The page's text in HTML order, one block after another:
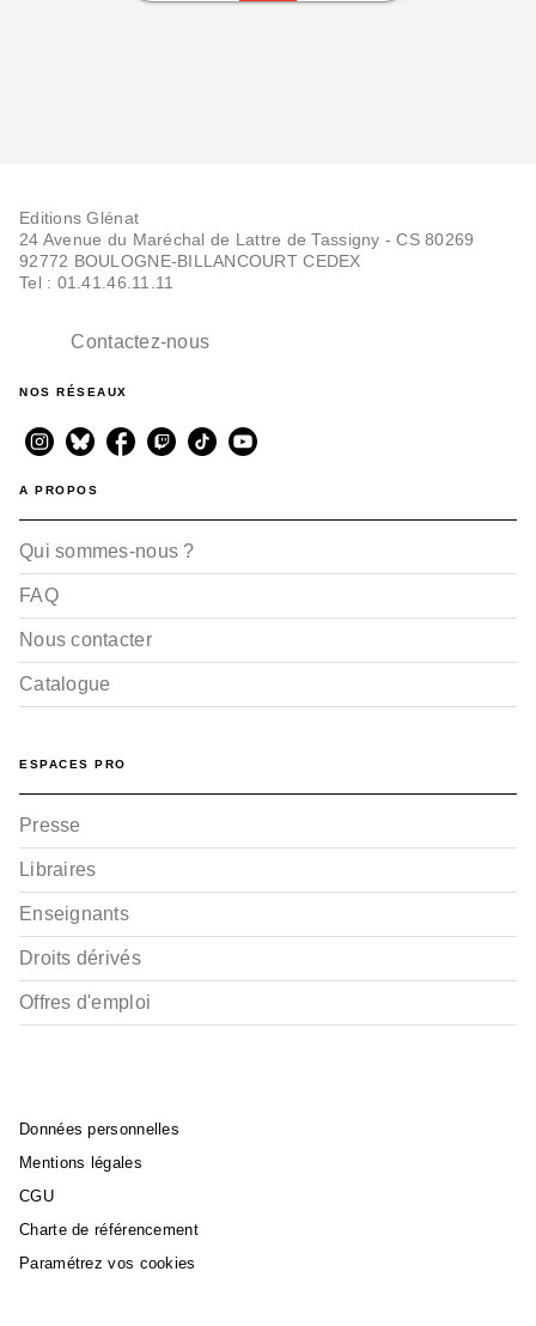
Editions Glénat
24 Avenue du Maréchal de Lattre de Tassigny - CS 80269
92772 BOULOGNE-BILLANCOURT CEDEX
Tel : 01.41.46.11.11
Contactez-nous
NOS RÉSEAUX
A PROPOS
Qui sommes-nous ?
FAQ
Nous contacter
Catalogue
ESPACES PRO
Presse
Libraires
Enseignants
Droits dérivés
Offres d'emploi
Données personnelles
Mentions légales
CGU
Charte de référencement
Paramétrez vos cookies